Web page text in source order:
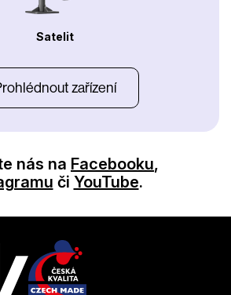
Satelit
zařízení
nás na Facebooku,
či YouTube.